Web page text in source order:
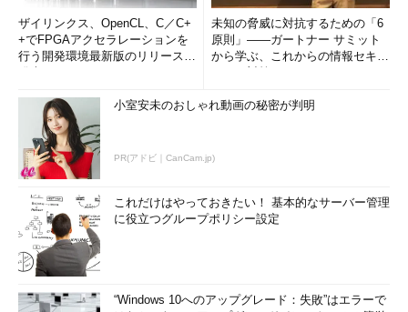
ザイリンクス、OpenCL、C／C+
+でFPGAアクセラレーションを
行う開発環境最新版のリリースを
未知の脅威に対抗するための「6
原則」――ガートナー サミット
から学ぶ、これからの情報セキュ
小室安未のおしゃれ動画の秘密が判明
PR(アドビ｜CanCam.jp)
これだけはやっておきたい！ 基本的なサーバー管理
に役立つグループポリシー設定
“Windows 10へのアップグレード：失敗”はエラーで